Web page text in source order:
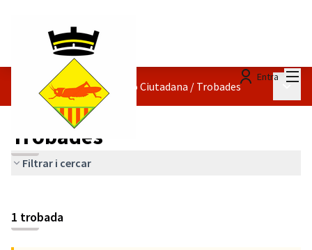
Entra
Reglament de Participació Ciutadana / Trobades
Trobades
Filtrar i cercar
1 trobada